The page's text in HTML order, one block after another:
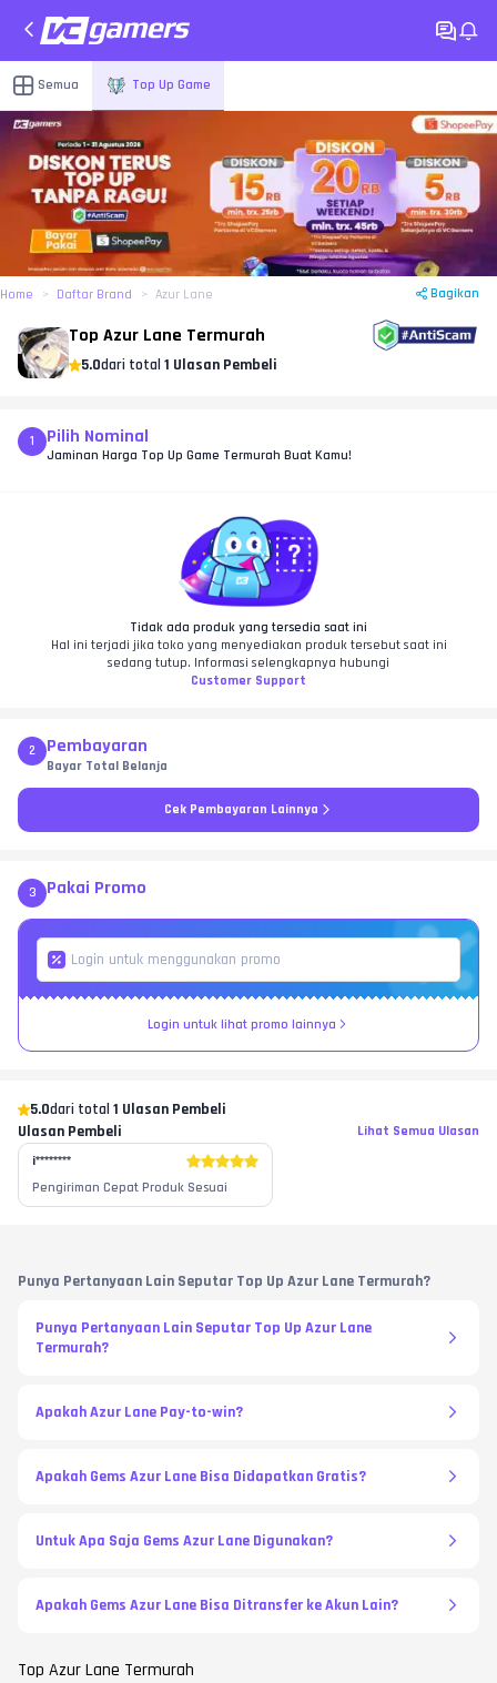
Semua Top Up Game
Home Daftar Brand Azur Lane Bagikan
Top Azur Lane Termurah
5.0dari total 1 Ulasan Pembeli
1 Pilih Nominal
Jaminan Harga Top Up Game Termurah Buat Kamu!
Tidak ada produk yang tersedia saat ini
Hal ini terjadi jika toko yang menyediakan produk tersebut saat ini
sedang tutup. Informasi selengkapnya hubungi
Customer Support
2 Pembayaran
Bayar Total Belanja
Cek Pembayaran Lainnya
3 Pakai Promo
Login untuk lihat promo lainnya
5.0dari total 1 Ulasan Pembeli
Ulasan Pembeli
Lihat Semua Ulasan
i********
Pengiriman Cepat Produk Sesuai
Punya Pertanyaan Lain Seputar Top Up Azur Lane Termurah?
Punya Pertanyaan Lain Seputar Top Up Azur Lane
Termurah?
Apakah Azur Lane Pay-to-win?
Apakah Gems Azur Lane Bisa Didapatkan Gratis?
Untuk Apa Saja Gems Azur Lane Digunakan?
Apakah Gems Azur Lane Bisa Ditransfer ke Akun Lain?
Top Azur Lane Termurah